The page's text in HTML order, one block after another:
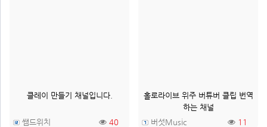
클레이 만들기 채널입니다.
쌤드위치 40
홀로라이브 위주 버튜버 클립 번역
하는 채널
버섯Music
11